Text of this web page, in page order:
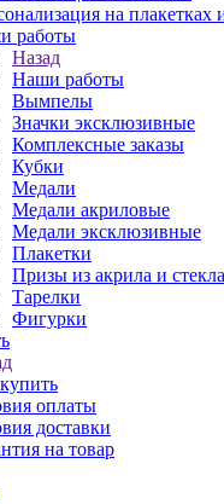
на плакетках
работы
Назад
Наши работы
Вымпелы
Значки эксклюзивные
Комплексные заказы
Кубки
Медали
Медали акриловые
Медали эксклюзивные
Плакетки
Призы из акрила и стекла
Тарелки
Фигурки
оплаты
доставки
на товар